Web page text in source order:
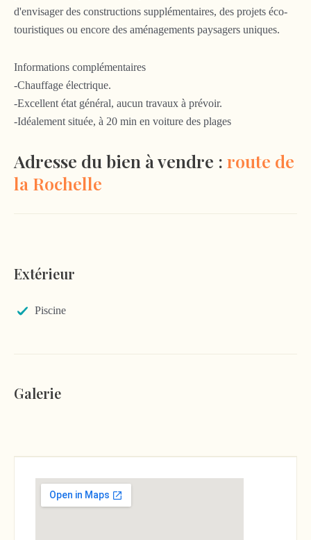
d'envisager des constructions supplémentaires, des projets éco-
touristiques ou encore des aménagements paysagers uniques.
Informations complémentaires
-Chauffage électrique.
-Excellent état général, aucun travaux à prévoir.
-Idéalement située, à 20 min en voiture des plages
Adresse du bien à vendre : route de
la Rochelle
Extérieur
Piscine
Galerie